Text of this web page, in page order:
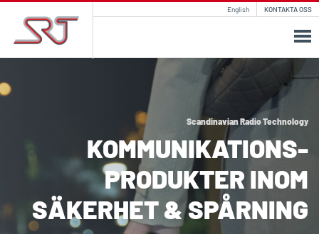
English KONTAKTA OSS
Scandinavian Radio Technology
KOMMUNIKATIONS­
PRODUKTER INOM
SÄKERHET & SPÅRNING